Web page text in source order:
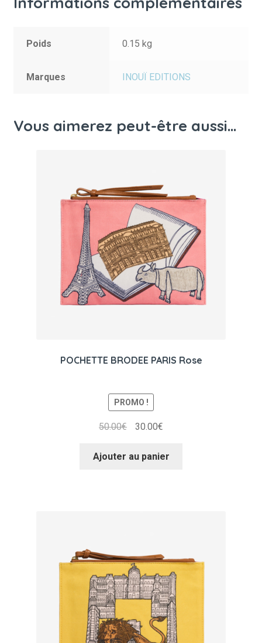
Poids 0.15 kg
Marques INOUÏ EDITIONS
Vous aimerez peut-être aussi…
POCHETTE BRODEE PARIS Rose
PROMO !
50.00€
Le
initial
30.00€Le
actuel
Ajouter au panier